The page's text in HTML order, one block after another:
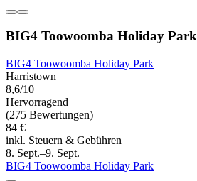
BIG4 Toowoomba Holiday Park
BIG4 Toowoomba Holiday Park
Harristown
8,6/10
Hervorragend
(275 Bewertungen)
84 €
inkl. Steuern & Gebühren
8. Sept.–9. Sept.
BIG4 Toowoomba Holiday Park